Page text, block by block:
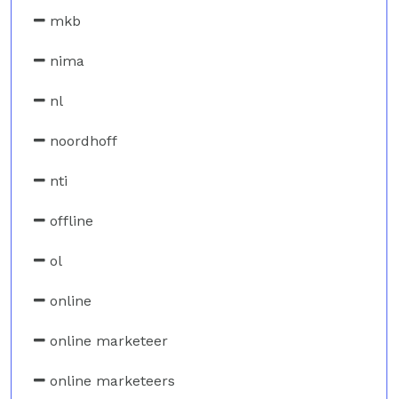
mkb
nima
nl
noordhoff
nti
offline
ol
online
online marketeer
online marketeers